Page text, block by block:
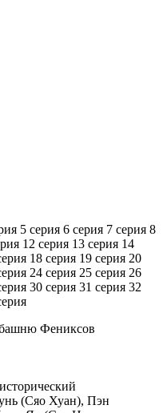
5 серия 6 серия 7 серия 8
12 серия 13 серия 14
18 серия 19 серия 20
24 серия 25 серия 26
30 серия 31 серия 32
Фениксов
(Сяо Хуан), Пэн